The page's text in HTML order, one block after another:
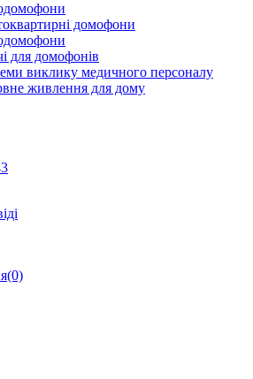
домофони
для домофонів
виклику медичного персоналу
живлення для дому
(0)